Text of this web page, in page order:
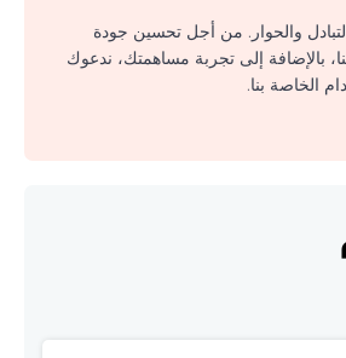
والحوار. من أجل تحسين جودة
بالإضافة إلى تجربة مساهمتك، ندعوك
الخاصة بنا.